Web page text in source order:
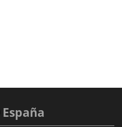
España